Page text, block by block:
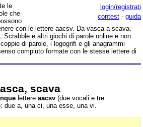
login/registrati
contest - guida
le
che
con le lettere aacsv. Da vasca a scava.
Scrabble e altri giochi di parole online e non.
di parole, i logogrifi e gli anagrammi
compiuto formate con le stesse lettere di
scava
lettere aacsv (due vocali e tre
due a, una ci, una esse, una vi.